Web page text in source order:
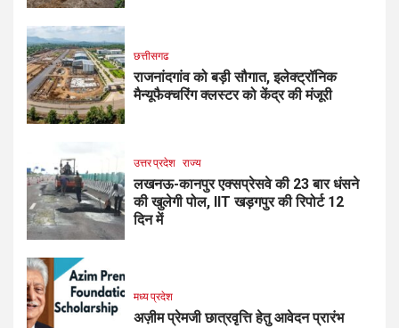
छत्तीसगढ
राजनांदगांव को बड़ी सौगात, इलेक्ट्रॉनिक
मैन्यूफैक्चरिंग क्लस्टर को केंद्र की मंजूरी
उत्तर प्रदेश राज्य
लखनऊ-कानपुर एक्सप्रेसवे की 23 बार धंसने
की खुलेगी पोल, IIT खड़गपुर की रिपोर्ट 12
दिन में
मध्य प्रदेश
अज़ीम प्रेमजी छात्रवृत्ति हेतु आवेदन प्रारंभ